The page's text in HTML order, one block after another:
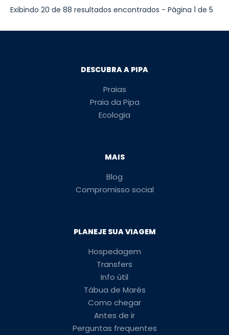
Exibindo 20 de 88 resultados encontrados - Página 1 de 5
DESCUBRA A PIPA
Praias
Praia da Pipa
Ecologia
MAIS
Blog
Compromisso social
PLANEJE SUA VIAGEM
Hospedagem
Transfers
Info útil
Tábua de Marés
Como chegar
Antes de ir
Perguntas frequentes